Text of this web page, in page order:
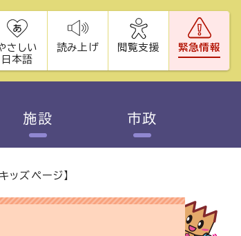
さしい
日本語
読み上げ 閲覧支援 緊急情報
施設 市政
ッズページ】